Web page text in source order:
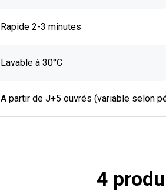
Rapide 2-3 minutes
Lavable à 30°C
A partir de J+5 ouvrés (variable selon
4